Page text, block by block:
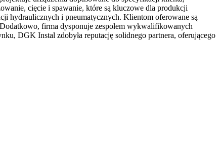
cięcie i spawanie, które są kluczowe dla produkcji
hydraulicznych i pneumatycznych. Klientom oferowane są
firma dysponuje zespołem wykwalifikowanych
DGK Instal zdobyła reputację solidnego partnera, oferującego